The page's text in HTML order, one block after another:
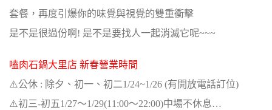
套餐，再度引爆你的味覺與視覺的雙重衝擊
是不是很過份啊! 是不是要找人一起消滅它呢~~~
嗑肉石鍋大里店 新春營業時間
⚠️公休 : 除夕、初一、初二1/24~1/26 (有開放電話訂位)
⚠️初三-初五1/27～1/29(11:00～22:00)中場不休息…